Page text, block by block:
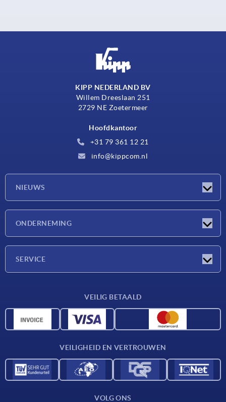
KIPP NEDERLAND BV
Willem Dreeslaan 251
2729 NE Zoetermeer
Hoofdkantoor
+31 79 361 12 21
info@kippcom.nl
NIEUWS
ONDERNEMING
SERVICE
CAD-gegevens
VEILIG BETAALD
VEILIGHEID EN VERTROUWEN
VOLG ONS